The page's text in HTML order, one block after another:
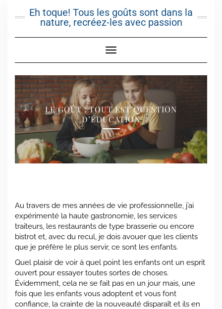
Eh toque! Tous les goûts sont dans la
nature, recréez-les avec passion
Toggle Navigation
LE GOÛT : TOUT EST QUESTION
D’ÉDUCATION
Au travers de mes années de vie professionnelle, j’ai
expérimenté la haute gastronomie, les services
traiteurs, les restaurants de type brasserie ou encore
bistrot et, avec du recul, je dois avouer que les clients
que je préfère le plus servir, ce sont les enfants.
Quel plaisir de voir à quel point les enfants ont un esprit
ouvert pour essayer toutes sortes de choses.
Évidemment, cela ne se fait pas en un jour mais, une
fois que les enfants vous adoptent et vous font
confiance, la crainte de la nouveauté disparaît et ils en